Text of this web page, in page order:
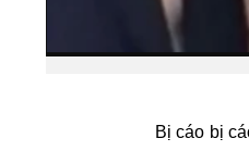
Bị cáo bị